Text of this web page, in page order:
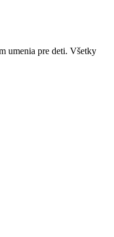
umenia pre deti. Všetky